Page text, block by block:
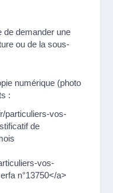
de demander une
ou de la sous-
numérique (photo
:
particuliers-vos-
de
vos-
n°13750</a>